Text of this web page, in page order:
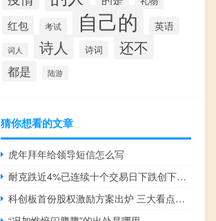
红包 考试 自己的 英语
词人 诗人 诗词 还不
都是 陆游
猜你想看的文章
虎年拜年给领导短信怎么写
耐克跌近4%已连续十个交易日下跌创下有史以来最长的连跌纪录
科创板首份股权激励方案出炉 三大看点引关注